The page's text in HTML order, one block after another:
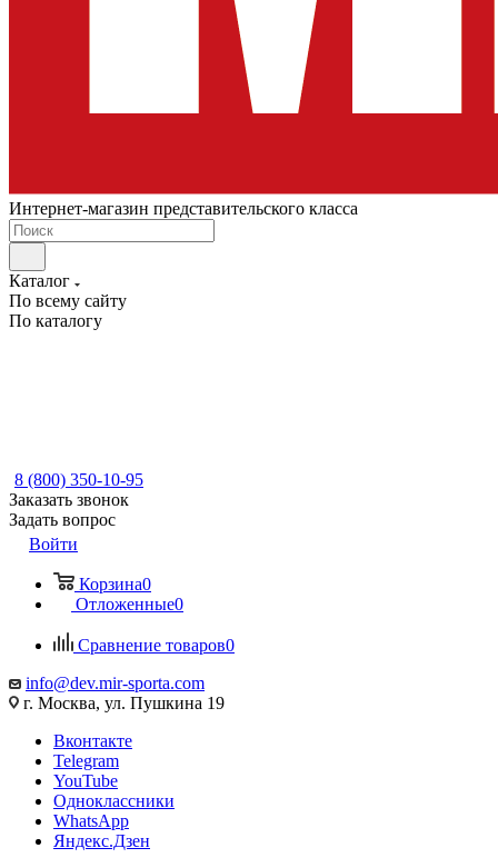
Интернет-магазин представительского класса
Каталог
По всему сайту
По каталогу
8 (800) 350-10-95
Заказать звонок
Задать вопрос
Войти
Корзина0
Отложенные0
Сравнение товаров0
info@dev.mir-sporta.com
г. Москва, ул. Пушкина 19
Вконтакте
Telegram
YouTube
Одноклассники
WhatsApp
Яндекс.Дзен